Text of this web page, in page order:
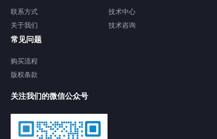
联系方式
关于我们
技术中心
技术咨询
常见问题
购买流程
版权条款
关注我们的微信公众号